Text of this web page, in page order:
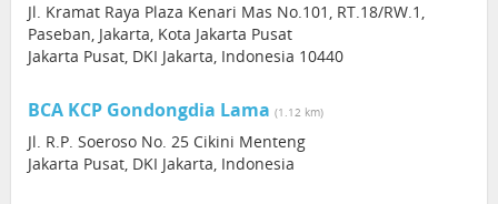
Jl. Kramat Raya Plaza Kenari Mas No.101, RT.18/RW.1,
Paseban, Jakarta, Kota Jakarta Pusat
Jakarta Pusat, DKI Jakarta, Indonesia 10440
BCA KCP Gondongdia Lama (1.12 km)
Jl. R.P. Soeroso No. 25 Cikini Menteng
Jakarta Pusat, DKI Jakarta, Indonesia